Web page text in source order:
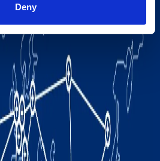
Deny